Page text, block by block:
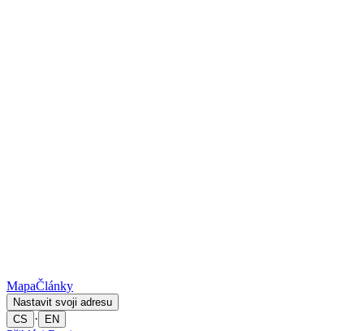
MapaČlánky
Nastavit svoji adresu
CS
· EN